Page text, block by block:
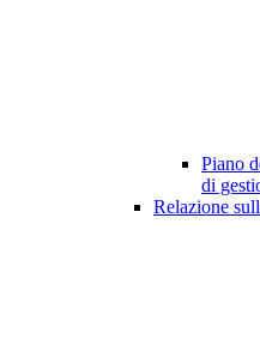
Piano
di
Relazione